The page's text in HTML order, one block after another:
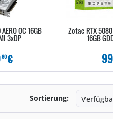
OC 16GB
3xDP
80€
Zotac RTX
16GB
Sortierung: